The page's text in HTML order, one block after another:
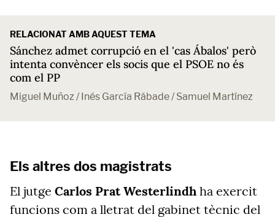
RELACIONAT AMB AQUEST TEMA
Sánchez admet corrupció en el 'cas Ábalos' però
intenta convèncer els socis que el PSOE no és
com el PP
Miguel Muñoz / Inés García Rábade / Samuel Martínez
Els altres dos magistrats
El jutge Carlos Prat Westerlindh ha exercit
funcions com a lletrat del gabinet tècnic del